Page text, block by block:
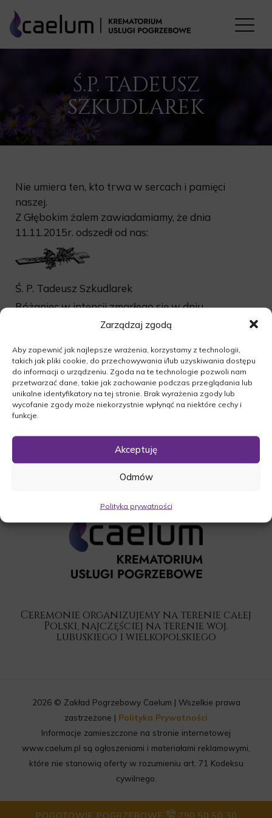
Zarządzaj zgodą
Aby zapewnić jak najlepsze wrażenia, korzystamy z technologii,
takich jak pliki cookie, do przechowywania i/lub uzyskiwania dostępu
do informacji o urządzeniu. Zgoda na te technologie pozwoli nam
przetwarzać dane, takie jak zachowanie podczas przeglądania lub
unikalne identyfikatory na tej stronie. Brak wyrażenia zgody lub
wycofanie zgody może niekorzystnie wpłynąć na niektóre cechy i
funkcje.
Akceptuję
Odmów
Polityka prywatności
POGOTOWIE POGRZEBOWE 790 50 50 30
Ś.P. TADEUSZ
SZKUDLAREK
Nie umiera ten, kto trwa w sercach i pamięci
naszej.
Z Głębokim żalem zawiadamiamy, że dnia
11.11.2015r. odszedł od nas:
Ś. P. Tadeusz Szkudlarek
Różaniec w intencji zmarłego się w dniu
14.11.2015r. o godzinie 12:30 w kaplicy na
zmarłego odbędzie się dnia 14.11.2015r. o
godzinie 13:00 w Kaplicy na cmentarzu w Trzcielu,
po czym nastapi odprowadzenie zmarłego na
miejsce wiecznego spoczynku.
O czym zawiadamia pogrążona w smutku
Ceremonie organizujemy na terenie całej
Polski, najczęściej na terenie woj.
lubuskiego i wielkopolskiego
2026 © Zakład Pogrzebowy Caelum | Wszelkie prawa
zastrzeżone | Polityka Prywatności
Informacje zamieszczone na stronie internetowej
www.caelum.pl są ogłoszeniami i materiałami reklamowymi,
które nie stanowią oferty w rozumieniu art. 71 Kodeksu
cywilnego.